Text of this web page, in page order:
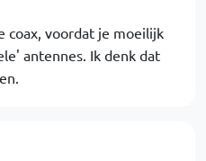
coax, voordat je moeilijk
antennes. Ik denk dat